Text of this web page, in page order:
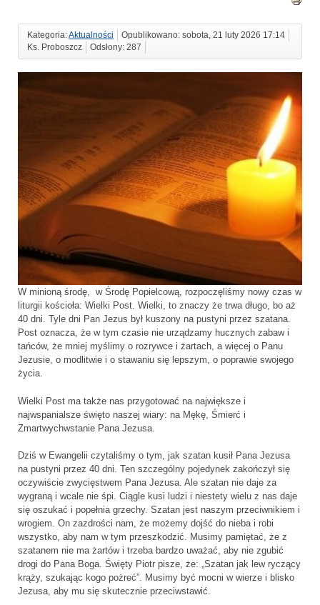
Kategoria:Aktualności
Opublikowano: sobota, 21 luty 2026 17:14
Ks. Proboszcz
Odsłony: 287
W minioną środę, w Środę Popielcową, rozpoczęliśmy nowy czas w
liturgii kościoła: Wielki Post. Wielki, to znaczy że trwa długo, bo aż
40 dni. Tyle dni Pan Jezus był kuszony na pustyni przez szatana.
Post oznacza, że w tym czasie nie urządzamy hucznych zabaw i
tańców, że mniej myślimy o rozrywce i żartach, a więcej o Panu
Jezusie, o modlitwie i o stawaniu się lepszym, o poprawie swojego
życia.
Wielki Post ma także nas przygotować na największe i
najwspanialsze święto naszej wiary: na Mękę, Śmierć i
Zmartwychwstanie Pana Jezusa.
Dziś w Ewangelii czytaliśmy o tym, jak szatan kusił Pana Jezusa
na pustyni przez 40 dni. Ten szczególny pojedynek zakończył się
oczywiście zwycięstwem Pana Jezusa. Ale szatan nie daje za
wygraną i wcale nie śpi. Ciągle kusi ludzi i niestety wielu z nas daje
się oszukać i popełnia grzechy. Szatan jest naszym przeciwnikiem i
wrogiem. On zazdrości nam, że możemy dojść do nieba i robi
wszystko, aby nam w tym przeszkodzić. Musimy pamiętać, że z
szatanem nie ma żartów i trzeba bardzo uważać, aby nie zgubić
drogi do Pana Boga. Święty Piotr pisze, że: „Szatan jak lew ryczący
krąży, szukając kogo pożreć”. Musimy być mocni w wierze i blisko
Jezusa, aby mu się skutecznie przeciwstawić.